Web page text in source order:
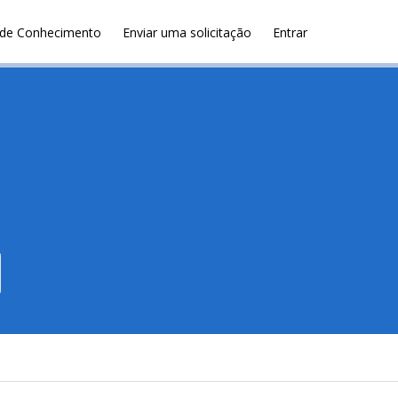
Conhecimento Enviar uma solicitação Entrar